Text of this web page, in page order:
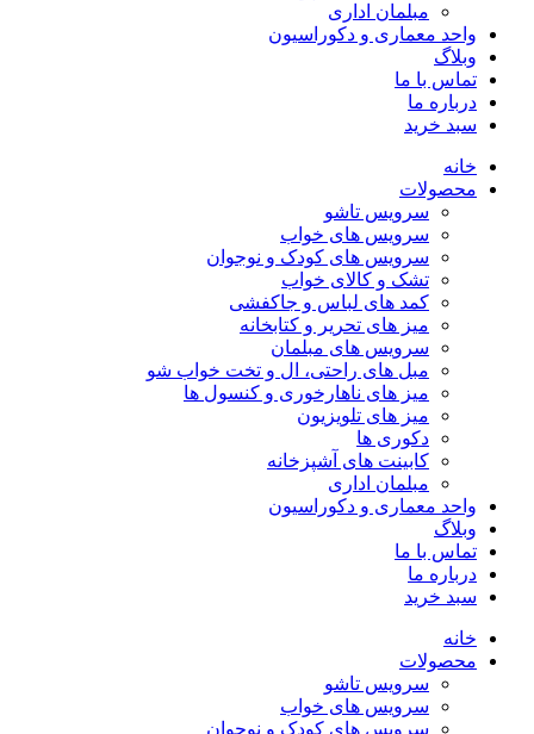
مبلمان اداری
واحد معماری و دکوراسیون
وبلاگ
تماس با ما
درباره ما
سبد خرید
خانه
محصولات
سرویس تاشو
سرویس های خواب
سرویس های کودک و نوجوان
تشک و کالای خواب
کمد های لباس و جاکفشی
میز های تحریر و کتابخانه
سرویس های مبلمان
مبل های راحتی، ال و تخت خواب شو
میز های ناهارخوری و کنسول ها
میز های تلویزیون
دکوری ها
کابینت های آشپزخانه
مبلمان اداری
واحد معماری و دکوراسیون
وبلاگ
تماس با ما
درباره ما
سبد خرید
خانه
محصولات
سرویس تاشو
سرویس های خواب
سرویس های کودک و نوجوان